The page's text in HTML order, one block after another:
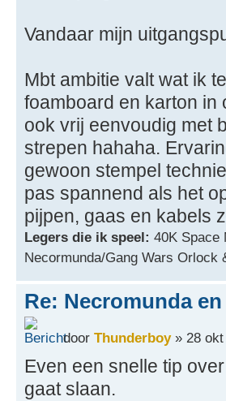
Vandaar mijn
Mbt ambitie valt wat ik
foamboard en karton in
ook vrij eenvoudig met
strepen hahaha.
gewoon stempel
pas spannend als het
pijpen, gaas en kabels
Legers die ik speel: 40K Space
Necormunda/Gang Wars Orlock
Re: Necromunda
door Thunderboy» 28 okt
Even een snelle tip
gaat slaan.